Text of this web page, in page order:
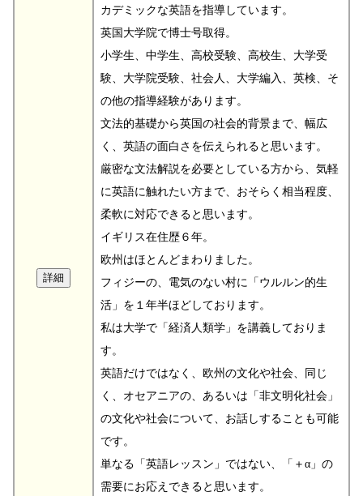
カデミックな英語を指導しています。
英国大学院で博士号取得。
小学生、中学生、高校受験、高校生、大学受
験、大学院受験、社会人、大学編入、英検、そ
の他の指導経験があります。
文法的基礎から英国の社会的背景まで、幅広
く、英語の面白さを伝えられると思います。
厳密な文法解説を必要としている方から、気軽
に英語に触れたい方まで、おそらく相当程度、
柔軟に対応できると思います。
イギリス在住歴６年。
欧州はほとんどまわりました。
フィジーの、電気のない村に「ウルルン的生
活」を１年半ほどしております。
私は大学で「経済人類学」を講義しておりま
す。
英語だけではなく、欧州の文化や社会、同じ
く、オセアニアの、あるいは「非文明化社会」
の文化や社会について、お話しすることも可能
です。
単なる「英語レッスン」ではない、「＋α」の
需要にお応えできると思います。